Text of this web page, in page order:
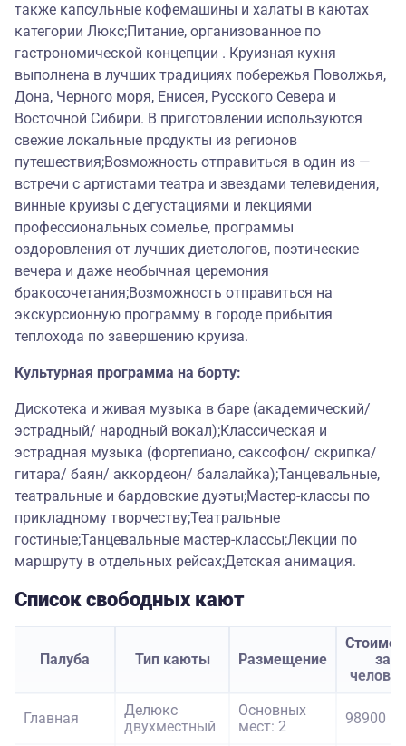
также капсульные кофемашины и халаты в каютах
категории Люкс;Питание, организованное по
гастрономической концепции . Круизная кухня
выполнена в лучших традициях побережья Поволжья,
Дона, Черного моря, Енисея, Русского Севера и
Восточной Сибири. В приготовлении используются
свежие локальные продукты из регионов
путешествия;Возможность отправиться в один из —
встречи с артистами театра и звездами телевидения,
винные круизы с дегустациями и лекциями
профессиональных сомелье, программы
оздоровления от лучших диетологов, поэтические
вечера и даже необычная церемония
бракосочетания;Возможность отправиться на
экскурсионную программу в городе прибытия
теплохода по завершению круиза.
Культурная программа на борту:
Дискотека и живая музыка в баре (академический/
эстрадный/ народный вокал);Классическая и
эстрадная музыка (фортепиано, саксофон/ скрипка/
гитара/ баян/ аккордеон/ балалайка);Танцевальные,
театральные и бардовские дуэты;Мастер-классы по
прикладному творчеству;Театральные
гостиные;Танцевальные мастер-классы;Лекции по
маршруту в отдельных рейсах;Детская анимация.
Список свободных кают
Палуба Тип каюты Размещение
за
Главная
Делюкс
двухместный
Основных
мест: 2
98900